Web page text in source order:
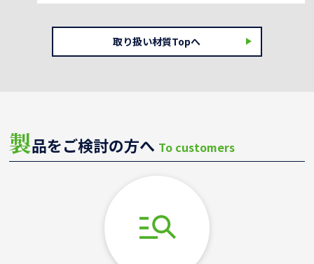
取り扱い材質Topへ
製品をご検討の方へ To customers